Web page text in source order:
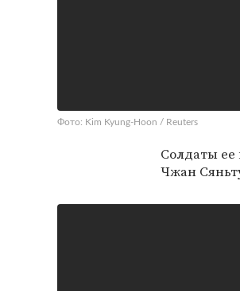
Фото: Kim Kyung-Hoon / Reuters
Солдаты ее
Чжан